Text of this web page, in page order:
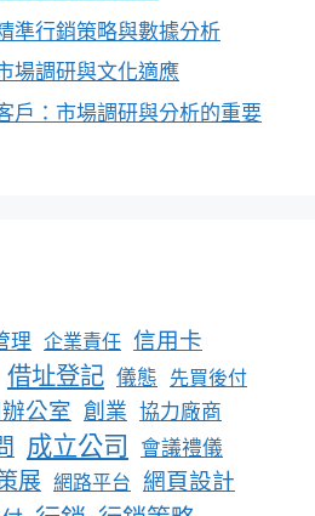
準行銷策略與數據分析
場調研與文化適應
戶：市場調研與分析的重要
理 企業責任 信用卡
借址登記 儀態 先買後付
公室 創業 協力廠商
成立公司
會議禮儀
展 網路平台 網頁設計